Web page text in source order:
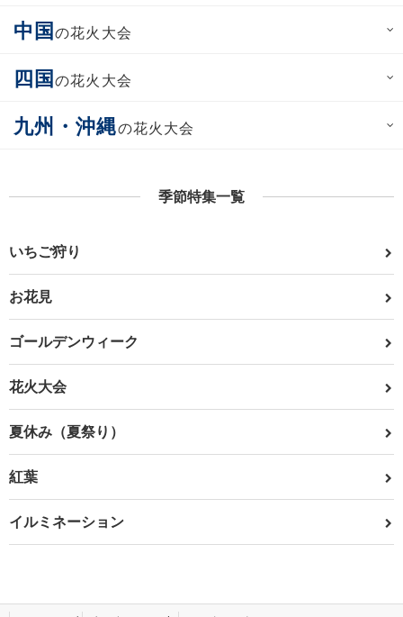
中国の花火大会
四国の花火大会
九州・沖縄の花火大会
季節特集一覧
いちご狩り
お花見
ゴールデンウィーク
花火大会
夏休み（夏祭り）
紅葉
イルミネーション